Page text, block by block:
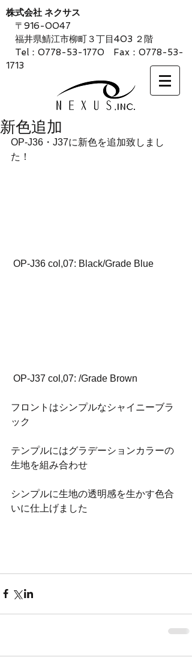
株式会社 ネクサス
〒916-0047
福井県鯖江市柳町３丁目403 ２階
Tel：0778-53-1770 Fax：0778-53-
1713
新色追加
OP-J36・J37に新色を追加致しまし
た！
OP-J36 col,07: Black/Grade Blue
OP-J37 col,07: /Grade Brown
フロントはシンプルなシャイニーブラ
ック
テンプルにはグラデーションカラーの
生地を組み合わせ
シンプルに生地の透明感を生かす色合
いに仕上げました